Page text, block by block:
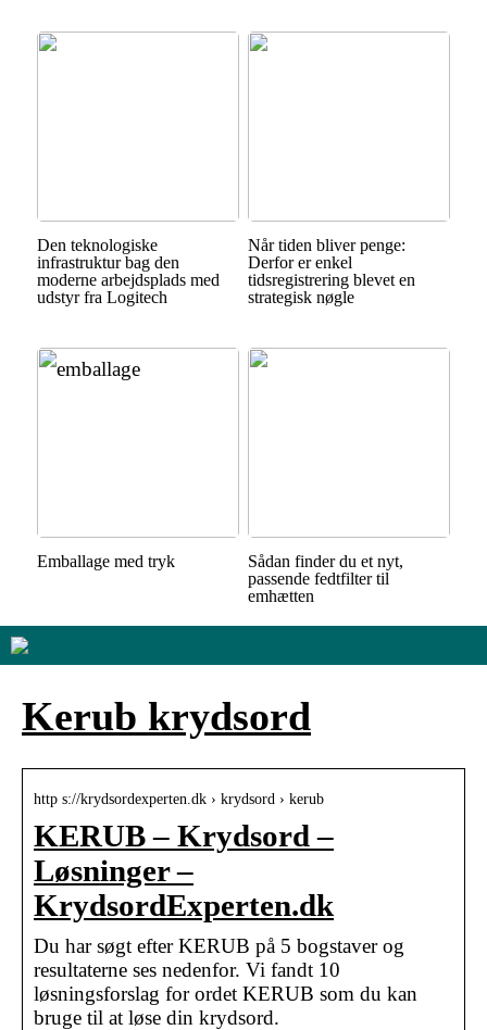
Den teknologiske
infrastruktur bag den
moderne arbejdsplads med
udstyr fra Logitech
Når tiden bliver penge:
Derfor er enkel
tidsregistrering blevet en
strategisk nøgle
Emballage med tryk
Sådan finder du et nyt,
passende fedtfilter til
emhætten
Kerub krydsord
http s://krydsordexperten.dk › krydsord › kerub
KERUB – Krydsord –
Løsninger –
KrydsordExperten.dk
Du har søgt efter KERUB på 5 bogstaver og
resultaterne ses nedenfor. Vi fandt 10
løsningsforslag for ordet KERUB som du kan
bruge til at løse din krydsord.